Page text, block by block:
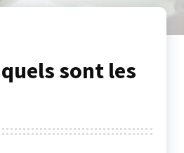
sont les